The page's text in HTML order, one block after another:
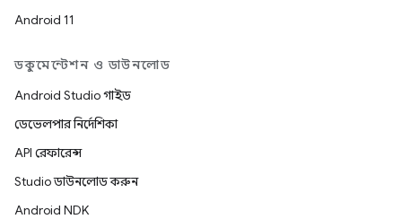
Android 11
ডকুমেন্টেশন ও ডাউনলোড
Android Studio গাইড
ডেভেলপার নির্দেশিকা
API রেফারেন্স
Studio ডাউনলোড করুন
Android NDK